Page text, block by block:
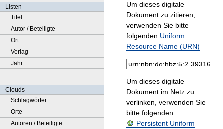
Listen
Titel
Autor / Beteiligte
Ort
Verlag
Jahr
Clouds
Schlagwörter
Orte
Autoren / Beteiligte
Um dieses digitale
Dokument zu zitieren,
verwenden Sie bitte
folgenden Uniform
Resource Name (URN)
Um dieses digitale
Dokument im Netz zu
verlinken, verwenden Sie
bitte folgenden
Persistent Uniform